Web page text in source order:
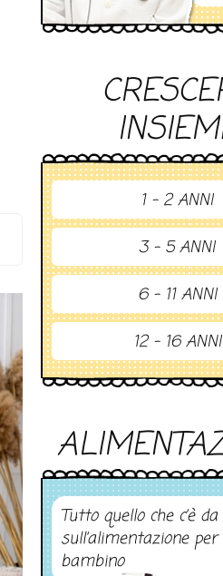
1 - 2 ANNI
3 - 5 ANNI
6 - 11 ANNI
12 - 16 ANNI
Tutto quello che c’è
sull’alimentazione
bambino